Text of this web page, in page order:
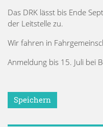
Das DRK lässt bis Ende
der Leitstelle zu.
Wir fahren in
Anmeldung bis 15. Juli bei
Speichern